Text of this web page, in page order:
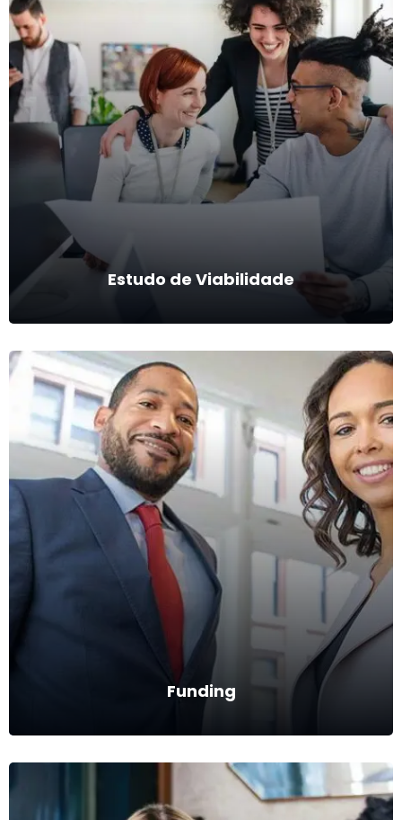
Procurement
Buscas e contatos de empresas dispostas a comprar, vender,
distribuir e representar.
Ver mais
Estudo de Viabilidade
Estudo de Viabilidade
Levantamento de preços, principais players, concorrência,
localidades.
Ver mais
Funding